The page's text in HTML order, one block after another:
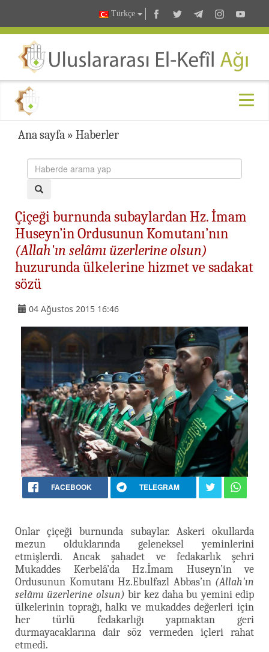
Türkçe
Ana sayfa » Haberler
Çiçeği burnunda subaylardan Hz. İmam
Huseyn’in Ordusunun Komutanı’nın
(Allah'ın selâmı üzerlerine olsun)
huzurunda ülkelerine hizmet ve sadakat
sözü
04 Ağustos 2015 16:46
FACEBOOK TELEGRAM
Onlar çiçeği burnunda subaylar. Askeri okullarda
mezun olduklarında geleneksel yeminlerini
etmişlerdi. Ancak şahadet ve fedakarlık şehri
Mukaddes Kerbelâ’da Hz.İmam Huseyn’in ve
Ordusunun Komutanı Hz.Ebulfazl Abbas’ın (Allah'ın
selâmı üzerlerine olsun) bir kez daha bu yemini edip
ülkelerinin toprağı, halkı ve mukaddes değerleri için
her türlü fedakarlığı yapmaktan geri
durmayacaklarına dair söz vermeden içleri rahat
etmedi.